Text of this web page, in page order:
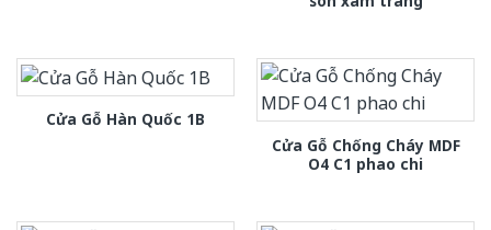
Cửa Gỗ Hàn Quốc 1B
Cửa Gỗ Chống Cháy MDF
O4 C1 phao chi